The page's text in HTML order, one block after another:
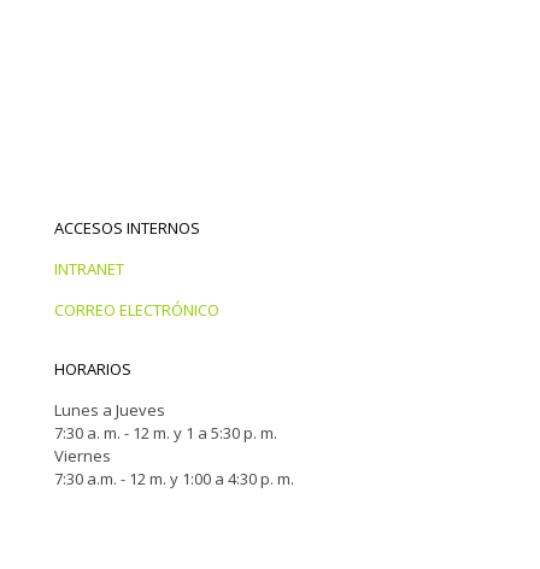
ACCESOS INTERNOS
INTRANET
CORREO ELECTRÓNICO
HORARIOS
Lunes a Jueves
7:30 a. m. - 12 m. y 1 a 5:30 p. m.
Viernes
7:30 a.m. - 12 m. y 1:00 a 4:30 p. m.